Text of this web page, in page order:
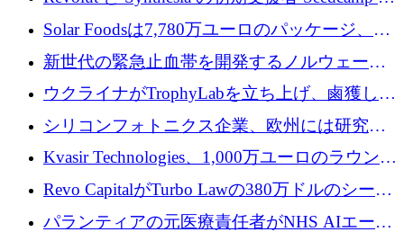
3 億 2,000 万ドルを調達、米国に投資
Solar Foodsは7,780万ユーロのパッケージ、5
億ユーロの防衛および二重用途成長基金EDM
を開始、ヨーロッパのシリコンフォトニクス
に警告
新世代の緊急止血帯を開発するノルウェーの
スタートアップ企業を紹介する
ウクライナがTrophyLabを立ち上げ、鹵獲した
ロシア兵器を戦場の研究開発プラットフォー
ムに変える
シリコンフォトニクス企業、欧州には研究を
商業的に成功させるためのインフラが不足し
Kvasir Technologies、1,000万ユーロのラウンド
で成長を促進
Revo CapitalがTurbo Lawの380万ドルのシード
ラウンドを主導し、訴訟プラットフォームを
パランティアの元医療責任者がNHS AIエージ